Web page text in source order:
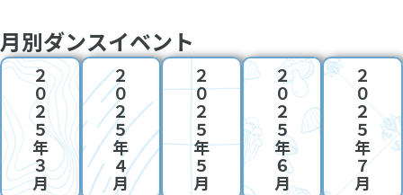
月別ダンスイベント
２
０
２
５
年
３
月
２
０
２
５
年
４
月
２
０
２
５
年
５
月
２
０
２
５
年
６
月
２
０
２
５
年
７
月